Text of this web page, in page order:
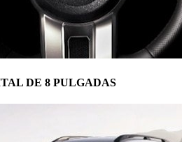
DE 8 PULGADAS